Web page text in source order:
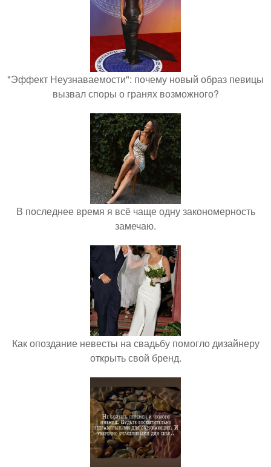
"Эффект Неузнаваемости": почему новый образ певицы
вызвал споры о гранях возможного?
В последнее время я всё чаще одну закономерность
замечаю.
Как опоздание невесты на свадьбу помогло дизайнеру
открыть свой бренд.